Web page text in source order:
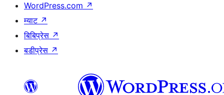
WordPress.com ↗
म्याट ↗
बिबिप्रेस ↗
बडीप्रेस ↗